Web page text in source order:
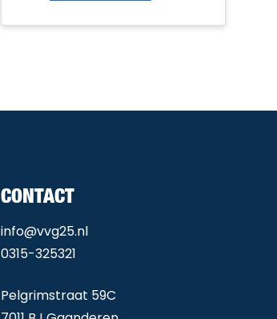
CONTACT
info@vvg25.nl
0315-325321
Pelgrimstraat 59C